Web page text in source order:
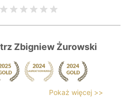
Zbigniew Żurowski
Pokaż więcej >>